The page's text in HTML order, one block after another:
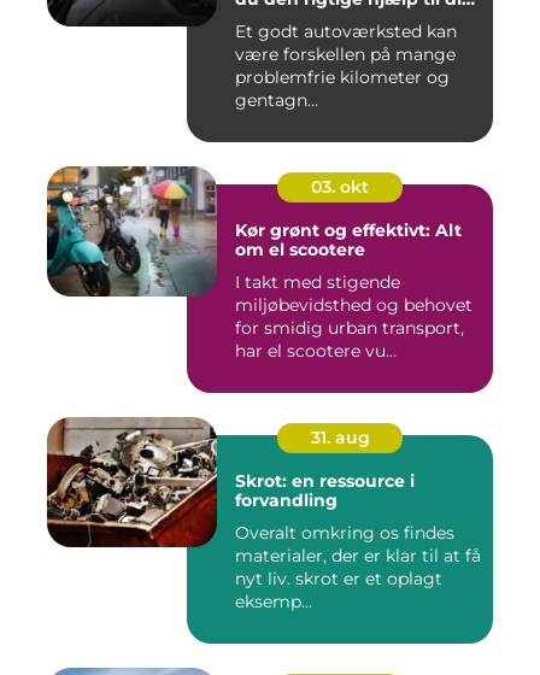
Et godt autoværksted kan
være forskellen på mange
problemfrie kilometer og
gentagn...
03. okt
Kør grønt og effektivt: Alt
om el scootere
I takt med stigende
miljøbevidsthed og behovet
for smidig urban transport,
har el scootere vu...
31. aug
Skrot: en ressource i
forvandling
Overalt omkring os findes
materialer, der er klar til at få
nyt liv. skrot er et oplagt
eksemp...